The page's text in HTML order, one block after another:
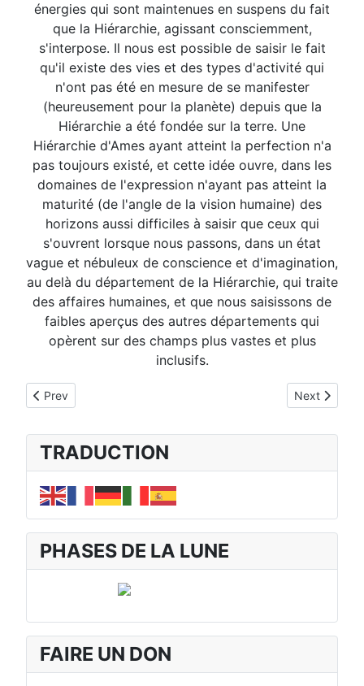
énergies qui sont maintenues en suspens du fait
que la Hiérarchie, agissant consciemment,
s'interpose. Il nous est possible de saisir le fait
qu'il existe des vies et des types d'activité qui
n'ont pas été en mesure de se manifester
(heureusement pour la planète) depuis que la
Hiérarchie a été fondée sur la terre. Une
Hiérarchie d'Ames ayant atteint la perfection n'a
pas toujours existé, et cette idée ouvre, dans les
domaines de l'expression n'ayant pas atteint la
maturité (de l'angle de la vision humaine) des
horizons aussi difficiles à saisir que ceux qui
s'ouvrent lorsque nous passons, dans un état
vague et nébuleux de conscience et d'imagination,
au delà du département de la Hiérarchie, qui traite
des affaires humaines, et que nous saisissons de
faibles aperçus des autres départements qui
opèrent sur des champs plus vastes et plus
inclusifs.
Previous article: IV. RÈGLES POUR AMENER LE CONTRÔLE
Prev Next article:
Next
TRADUCTION
PHASES DE LA LUNE
FAIRE UN DON